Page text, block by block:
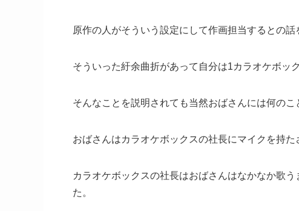
原作の人がそういう設定にして作画担当するとの
そういった紆余曲折があって自分は1カラオケボッ
そんなことを説明されても当然おばさんには何のこ
おばさんはカラオケボックスの社長にマイクを持た
カラオケボックスの社長はおばさんはなかなか歌
た。